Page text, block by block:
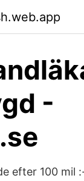
-
efter 100 mil